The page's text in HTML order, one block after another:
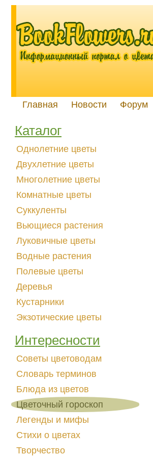
Главная Новости Форум
Каталог
Однолетние цветы
Двухлетние цветы
Многолетние цветы
Комнатные цветы
Суккуленты
Вьющиеся растения
Луковичные цветы
Водные растения
Полевые цветы
Деревья
Кустарники
Экзотические цветы
Интересности
Советы цветоводам
Словарь терминов
Блюда из цветов
Цветочный гороскоп
Легенды и мифы
Стихи о цветах
Творчество